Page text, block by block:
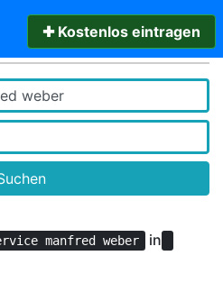
✚ Kostenlos eintragen
manfred weber
in